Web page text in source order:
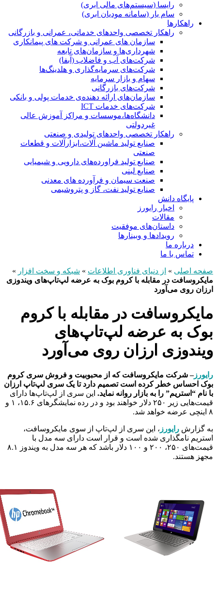
رایسا (سیستم‌های مالی ابری)
سام یار (سامانه مودیان ابری)
راهکارها
راهکار تخصصی واحدهای خدماتی، عمرانی و بازرگانی
سازمان های عمرانی و شرکت های پیمانکاری
شهرداری‌ها و سازمان‌های تابعه
شرکت‌های آب و فاضلاب (آبفا)
شرکت‌های سرمایه‌گذاری و هلدینگ‌ها
سهام و بازار سرمایه
شرکت‌های بازرگانی
سازمان‌های ارائه دهنده‌ی خدمات پولی و بانکی
شرکت‌های خدمات ICT
دانشگاه‌ها،موسسات و مراکز آموزش عالی
غیردولتی
راهکار تخصصی واحدهای تولیدی و صنعتی
صنایع توليد ماشين آلات،ابزارآلات و قطعات
صنعتی
صنایع تولید فراورده‌های دارویی و شیمیایی
صنایع لبنی
صنعت سیمان و فرآورده های معدنی
صنایع تولید نفت، گاز و پتروشيمی
پایگاه دانش
اخبار رایورز
مقالات
داستان‌های موفقیت
رویدادها و وبینارها
درباره ما
تماس با ما
صفحه اصلی » از دنیای فناوری اطلاعات » شبکه و سخت افزار »
مایکروسافت در مقابله با کروم بوک به عرضه لپ‌تاپ‌های ویندوزی
ارزان روی می‌آورد
مایکروسافت در مقابله با کروم
بوک به عرضه لپ‌تاپ‌های
ویندوزی ارزان روی می‌آورد
رایورز– شرکت مایکروسافت که از محبوبیت و فروش سری کروم
بوک احساس خطر کرده است تصمیم دارد تا یک سری لپ‌تاپ ارزان
با نام “استریم” را به بازار روانه نماید. این سری از لپ‌تاپ‌ها دارای
قیمت‌هایی زیر ۲۵۰ دلار خواهند بود و در رده نمایشگرهای ۱۵.۶، ۱ و
۸ اینچی عرضه خواهد شد.
به گزارش رایورز ، این سری از لپ‌تاپ از سوی مایکروسافت،
استریم نامگذاری شده است و قرار است دارای سه مدل با
قیمت‌های ۲۵۰، ۲۰۰ و ۱۰۰ دلار باشد که هر سه مدل به ویندوز ۸.۱
مجهز هستند.